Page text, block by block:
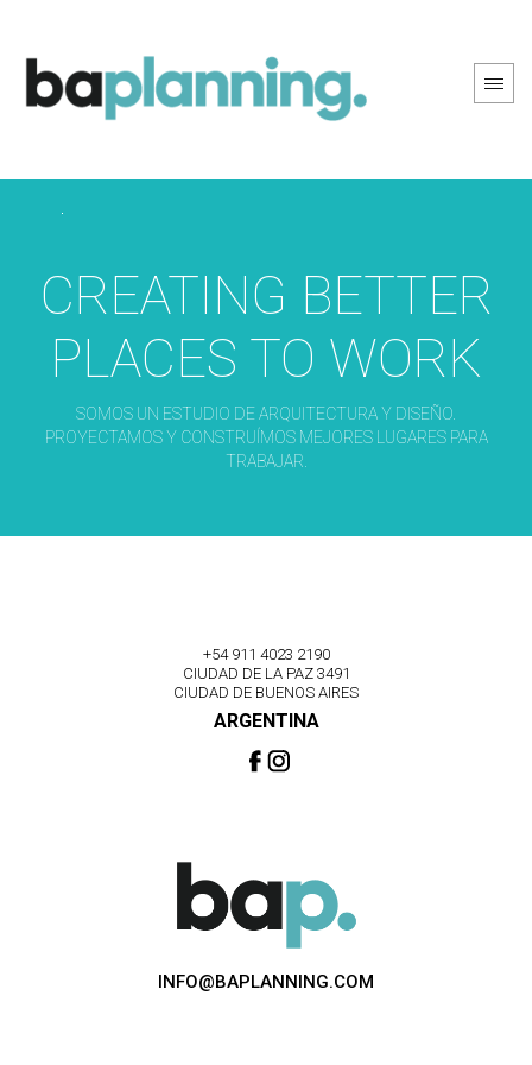
CREATING BETTER
PLACES TO WORK
SOMOS UN ESTUDIO DE ARQUITECTURA Y DISEÑO.
PROYECTAMOS Y CONSTRUÍMOS MEJORES LUGARES PARA
TRABAJAR.
+54 911 4023 2190
CIUDAD DE LA PAZ 3491
CIUDAD DE BUENOS AIRES
ARGENTINA
INFO@BAPLANNING.COM